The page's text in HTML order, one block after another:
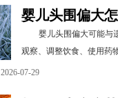
婴儿头围偏大
婴儿头围偏大可能与
观察、调整饮食、使用药
2026-07-29